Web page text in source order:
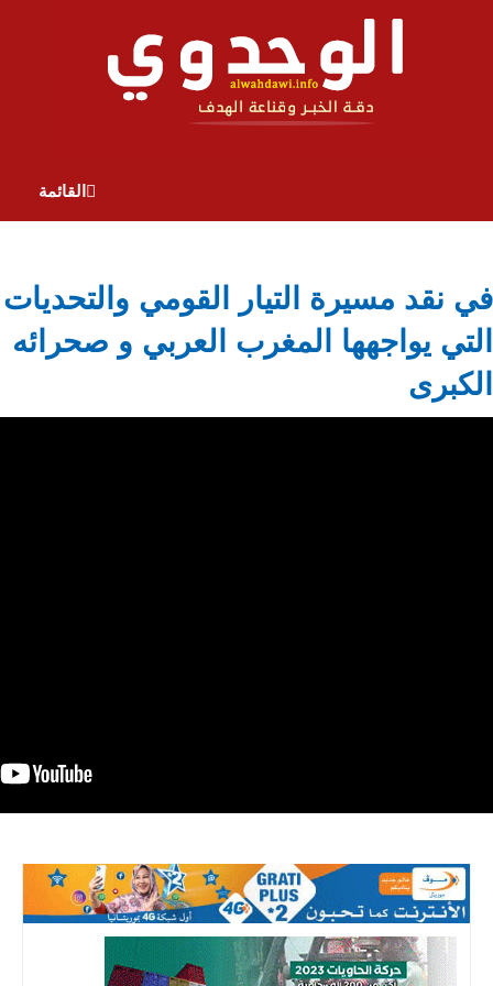
القائمة
في نقد مسيرة التيار القومي والتحديات
التي يواجهها المغرب العربي و صحرائه
الكبرى